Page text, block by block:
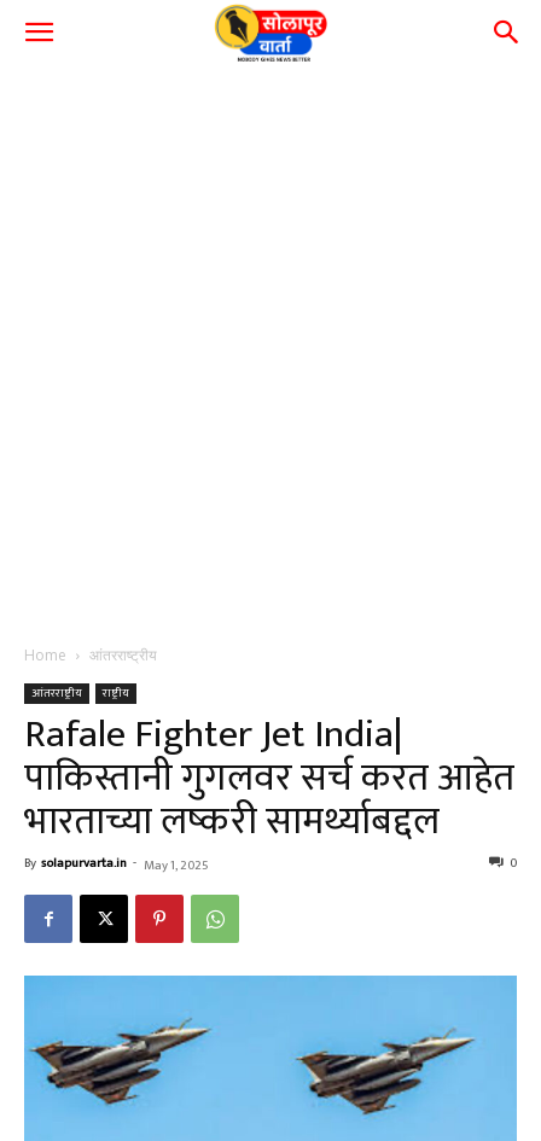
Home आंतरराष्ट्रीय
आंतरराष्ट्रीय राष्ट्रीय
Rafale Fighter Jet India|
पाकिस्तानी गुगलवर सर्च करत आहेत
भारताच्या लष्करी सामर्थ्याबद्दल
By solapurvarta.in - May 1, 2025 0